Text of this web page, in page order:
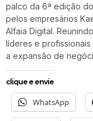
palco da 6ª edição
pelos empresários
Alfaia Digital.
líderes e
a expansão de
clique e envie
WhatsApp